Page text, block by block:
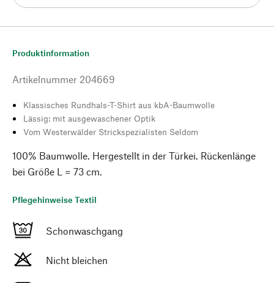
Produktinformation
Artikelnummer 204669
Klassisches Rundhals-T-Shirt aus kbA-Baumwolle
Lässig: mit ausgewaschener Optik
Vom Westerwälder Strickspezialisten Seldom
100% Baumwolle. Hergestellt in der Türkei. Rückenlänge
bei Größe L = 73 cm.
Pflegehinweise Textil
Schonwaschgang
Nicht bleichen